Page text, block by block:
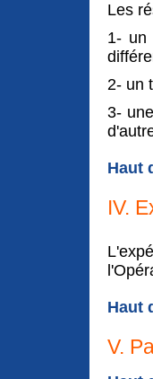
Les
1- un
2- un
3-
Haut
IV.
Haut
V.